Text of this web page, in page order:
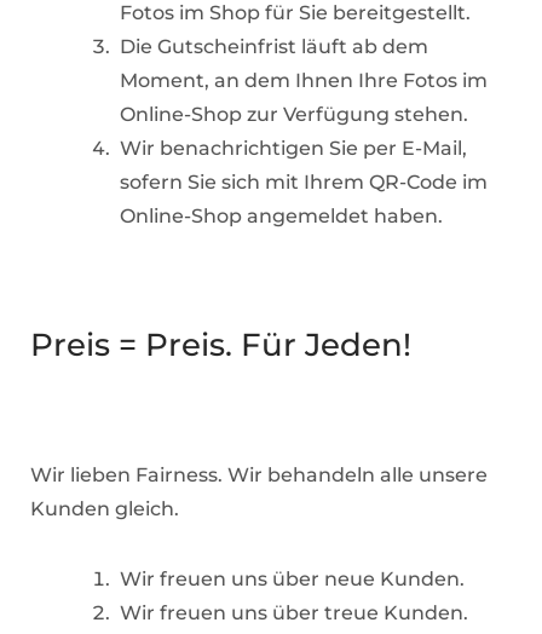
Fotos im Shop für Sie bereitgestellt.
Die Gutscheinfrist läuft ab dem
Moment, an dem Ihnen Ihre Fotos im
Online-Shop zur Verfügung stehen.
Wir benachrichtigen Sie per E-Mail,
sofern Sie sich mit Ihrem QR-Code im
Online-Shop angemeldet haben.
Preis = Preis. Für Jeden!
Wir lieben Fairness. Wir behandeln alle unsere
Kunden gleich.
Wir freuen uns über neue Kunden.
Wir freuen uns über treue Kunden.